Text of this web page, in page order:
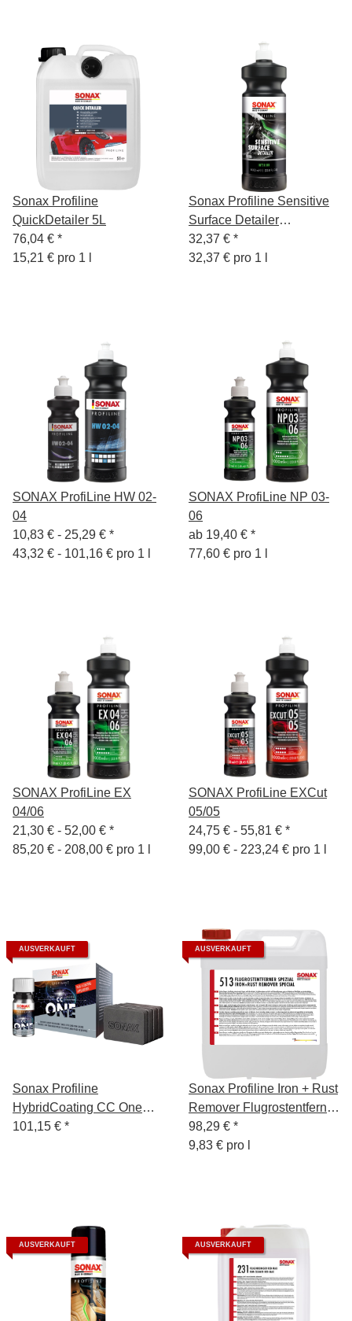
Sonax Profiline
QuickDetailer 5L
76,04 € *
15,21 € pro 1 l
Sonax Profiline Sensitive
Surface Detailer
Kunststoffreiniger 1L
32,37 € *
32,37 € pro 1 l
SONAX ProfiLine HW 02-
04
10,83 € - 25,29 € *
43,32 € - 101,16 € pro 1 l
SONAX ProfiLine NP 03-
06
ab 19,40 € *
77,60 € pro 1 l
SONAX ProfiLine EX
04/06
21,30 € - 52,00 € *
85,20 € - 208,00 € pro 1 l
SONAX ProfiLine EXCut
05/05
24,75 € - 55,81 € *
99,00 € - 223,24 € pro 1 l
AUSVERKAUFT
Sonax Profiline
HybridCoating CC One
50ml
101,15 € *
AUSVERKAUFT
Sonax Profiline Iron + Rust
Remover Flugrostentferner
Spezial 10L
98,29 € *
9,83 € pro l
AUSVERKAUFT AUSVERKAUFT